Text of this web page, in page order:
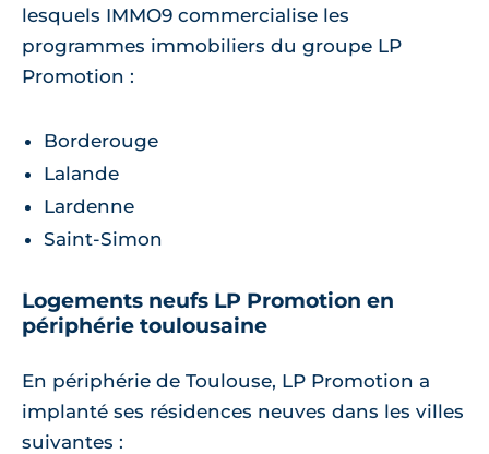
lesquels IMMO9 commercialise les
programmes immobiliers du groupe LP
Promotion :
Borderouge
Lalande
Lardenne
Saint-Simon
Logements neufs LP Promotion en
périphérie toulousaine
En périphérie de Toulouse, LP Promotion a
implanté ses résidences neuves dans les villes
suivantes :